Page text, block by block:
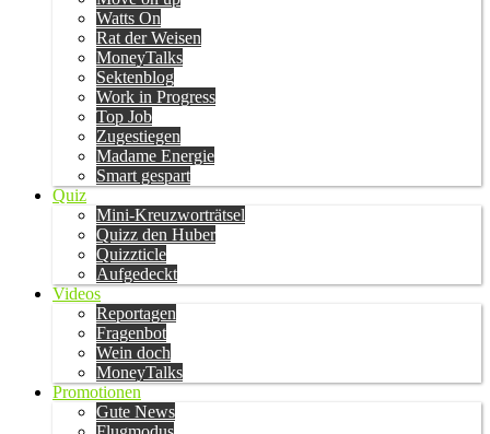
Watts On
Rat der Weisen
MoneyTalks
Sektenblog
Work in Progress
Top Job
Zugestiegen
Madame Energie
Smart gespart
Quiz
Mini-Kreuzworträtsel
Quizz den Huber
Quizzticle
Aufgedeckt
Videos
Reportagen
Fragenbot
Wein doch
MoneyTalks
Promotionen
Gute News